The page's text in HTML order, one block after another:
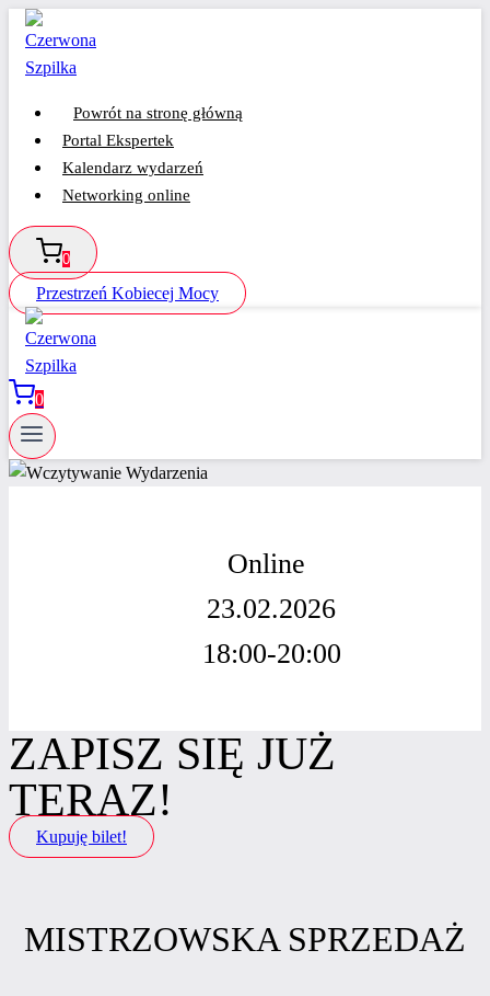
Przejdź
treści
Powrót na stronę główną
Portal Ekspertek
Kalendarz wydarzeń
Networking online
0
Przestrzeń Kobiecej Mocy
0
Online
23.02.2026
18:00-20:00
ZAPISZ SIĘ JUŻ
TERAZ!
Kupuję bilet!
MISTRZOWSKA SPRZEDAŻ